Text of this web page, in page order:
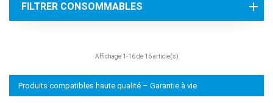
FILTRER CONSOMMABLES
Affichage 1-16 de 16 article(s)
Produits compatibles haute qualité – Garantie à vie